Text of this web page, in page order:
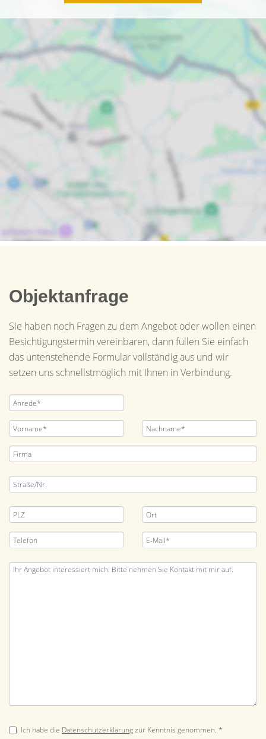
Objektanfrage
Sie haben noch Fragen zu dem Angebot oder wollen einen
Besichtigungstermin vereinbaren, dann füllen Sie einfach
das untenstehende Formular vollständig aus und wir
setzen uns schnellstmöglich mit Ihnen in Verbindung.
Ich habe die Datenschutzerklärungzur Kenntnis genommen. *